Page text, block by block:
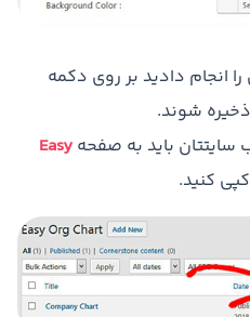
انجام دادید بر روی دکمه
ذخیره شوند.
سایتتان باید به صفحهEasy
کنید.